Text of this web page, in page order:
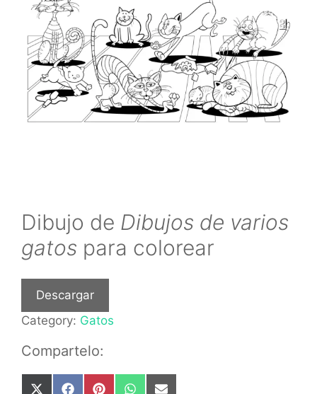
Dibujo de Dibujos de varios
gatos para colorear
Descargar
Category: Gatos
Compartelo: